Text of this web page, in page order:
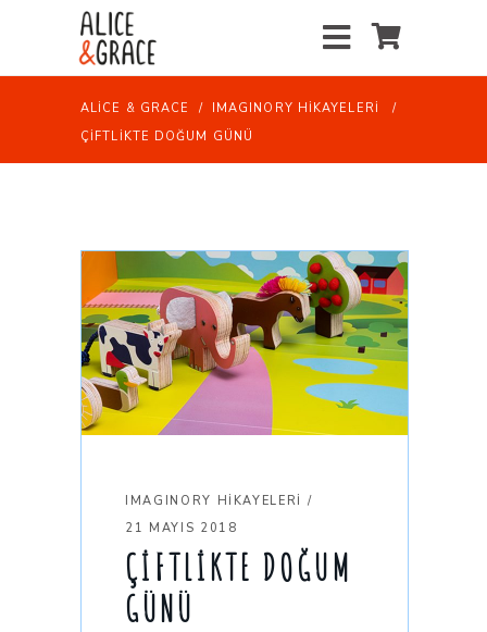
ALICE & GRACE / IMAGINORY HİKAYELERİ
/
ÇIFTLIKTE DOĞUM GÜNÜ
IMAGINORY HİKAYELERİ
21 MAYIS 2018
ÇIFTLIKTE DOĞUM
GÜNÜ